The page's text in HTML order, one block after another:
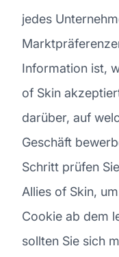
jedes
Information ist,
of Skin
darüber, auf
Geschäft
Schritt prüfen
Allies of Skin,
Cookie ab dem
sollten Sie sich